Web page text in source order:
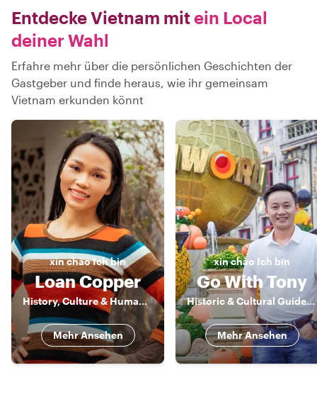
Entdecke Vietnam mitein Local
deiner Wahl
Erfahre mehr über die persönlichen Geschichten der
Gastgeber und finde heraus, wie ihr gemeinsam
Vietnam erkunden könnt
xin chàoIch bin
Loan Copper
History, Culture & Human Stories of Vietnam
Mehr Ansehen
xin chào Ich bin
Go With Tony
Historic & Cultural Guide, Storyteller
Mehr Ansehen